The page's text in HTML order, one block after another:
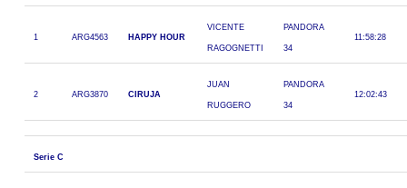
1 ARG4563 HAPPY HOUR
VICENTE
RAGOGNETTI
PANDORA
34
11:58:28
2 ARG3870 CIRUJA
JUAN
RUGGERO
PANDORA
34
12:02:43
Serie C